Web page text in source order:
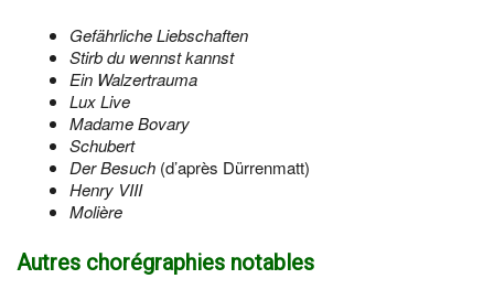
Gefährliche Liebschaften
Stirb du wennst kannst
Ein Walzertrauma
Lux Live
Madame Bovary
Schubert
Der Besuch (d’après Dürrenmatt)
Henry VIII
Molière
Autres chorégraphies notables